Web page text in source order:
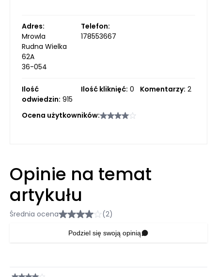
Adres:
Mrowla
Rudna Wielka
62A
36-054
Telefon:
178553667
Ilość
odwiedzin: 915
Ilość kliknięć: 0 Komentarzy: 2
Ocena użytkowników:
Opinie na temat
artykułu
Średnia ocena (2)
Podziel się swoją opinią